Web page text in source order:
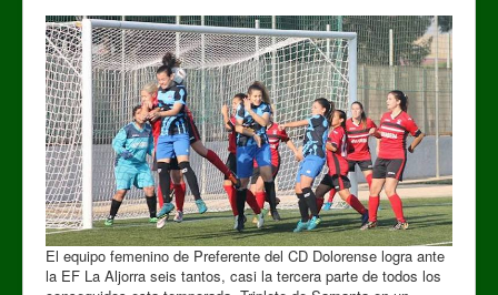
El equipo femenino de Preferente del CD Dolorense logra ante
la EF La Aljorra seis tantos, casi la tercera parte de todos los